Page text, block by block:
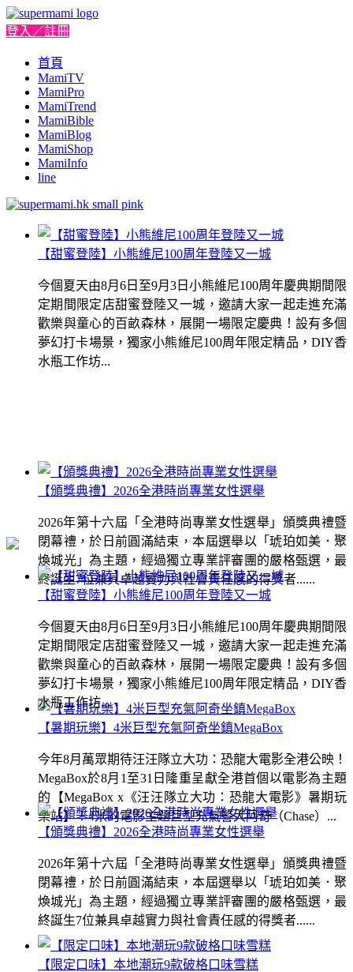
登入／註冊
首頁
MamiTV
MamiPro
MamiTrend
MamiBible
MamiBlog
MamiShop
MamiInfo
line
【甜蜜登陸】小熊維尼100周年登陸又一城
今個夏天由8月6日至9月3日小熊維尼100周年慶典期間限
定期間限定店甜蜜登陸又一城，邀請大家一起走進充滿
歡樂與童心的百畝森林，展開一場限定慶典！設有多個
夢幻打卡場景，獨家小熊維尼100周年限定精品，DIY香
水瓶工作坊...
【頒獎典禮】2026全港時尚專業女性選舉
2026年第十六屆「全港時尚專業女性選舉」頒獎典禮暨
閉幕禮，於日前圓滿結束，本屆選舉以「琥珀如美．聚
煥城光」為主題，經過獨立專業評審團的嚴格甄選，最
終誕生7位兼具卓越實力與社會責任感的得獎者......
【暑期玩樂】4米巨型充氣阿奇坐鎮MegaBox
今年8月萬眾期待汪汪隊立大功：恐龍大電影全港公映！
MegaBox於8月1至31日隆重呈獻全港首個以電影為主題
的【MegaBox x《汪汪隊立大功：恐龍大電影》暑期玩
樂站】！4米的電影主題巨型充氣警犬阿奇（Chase）...
【限定口味】本地潮玩9款破格口味雪糕
【甜蜜登陸】小熊維尼100周年登陸又一城
今個夏天由8月6日至9月3日小熊維尼100周年慶典期間限
定期間限定店甜蜜登陸又一城，邀請大家一起走進充滿
歡樂與童心的百畝森林，展開一場限定慶典！設有多個
夢幻打卡場景，獨家小熊維尼100周年限定精品，DIY香
水瓶工作坊...
【頒獎典禮】2026全港時尚專業女性選舉
2026年第十六屆「全港時尚專業女性選舉」頒獎典禮暨
閉幕禮，於日前圓滿結束，本屆選舉以「琥珀如美．聚
煥城光」為主題，經過獨立專業評審團的嚴格甄選，最
終誕生7位兼具卓越實力與社會責任感的得獎者......